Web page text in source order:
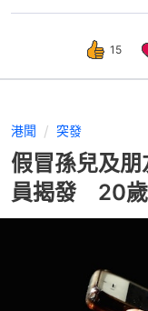
15
港聞 突發
假冒孫兒及
員揭發 20歲